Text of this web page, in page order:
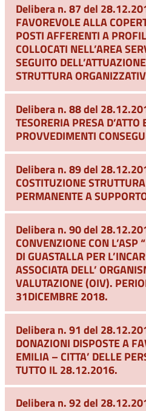
Delibera n. 87 del
FAVOREVOLE ALLA
POSTI AFFERENTI A
COLLOCATI NELL’AREA
SEGUITO
STRUTTURA
Delibera n. 88 del
TESORERIA PRESA D’ATTO
PROVVEDIMENTI
Delibera n. 89 del
COSTITUZIONE
PERMANENTE A
Delibera n. 90 del
CONVENZIONE CON L’ASP
DI GUASTALLA PER
ASSOCIATA DELL’
VALUTAZIONE (OIV).
31DICEMBRE 2018.
Delibera n. 91 del
DONAZIONI DISPOSTE A
EMILIA – CITTA’ DELLE
TUTTO IL 28.12.2016.
Delibera n. 92 del